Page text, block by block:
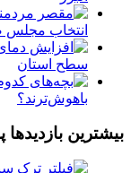
انتخاب
سطح استان
باهوش‌ترند؟
بیشترین